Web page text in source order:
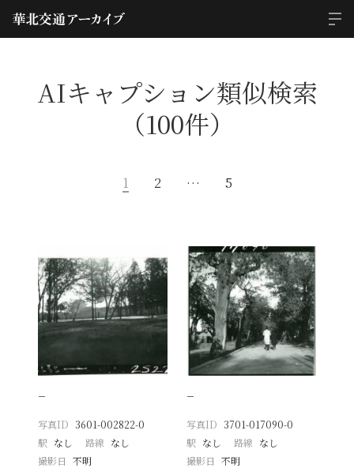
AIキャプション類似検索
（100件）
1 2 … 5
−
写真ID 3601-002822-0
駅 なし 路線 なし
撮影日
不明
−
写真ID 3701-017090-0
駅 なし 路線 なし
撮影日 不明